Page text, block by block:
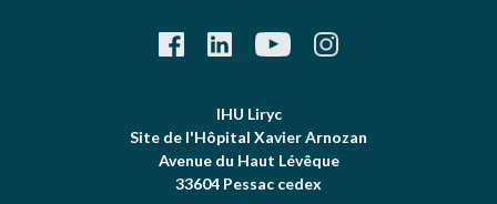
IHU Liryc
Site de l'Hôpital Xavier Arnozan
Avenue du Haut Lévêque
33604 Pessac cedex